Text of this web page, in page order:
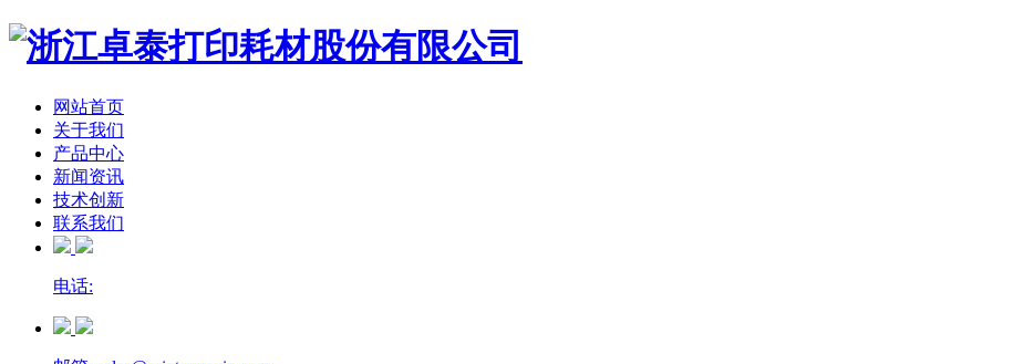
网站首页
关于我们
产品中心
新闻资讯
技术创新
联系我们
电话: